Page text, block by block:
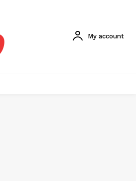
My account